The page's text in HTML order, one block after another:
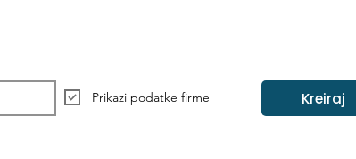
Prikazi podatke firme Kreiraj